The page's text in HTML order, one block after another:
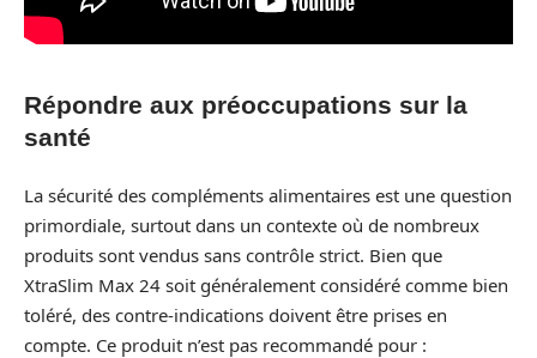
Répondre aux préoccupations sur la
santé
La sécurité des compléments alimentaires est une question
primordiale, surtout dans un contexte où de nombreux
produits sont vendus sans contrôle strict. Bien que
XtraSlim Max 24 soit généralement considéré comme bien
toléré, des contre-indications doivent être prises en
compte. Ce produit n’est pas recommandé pour :